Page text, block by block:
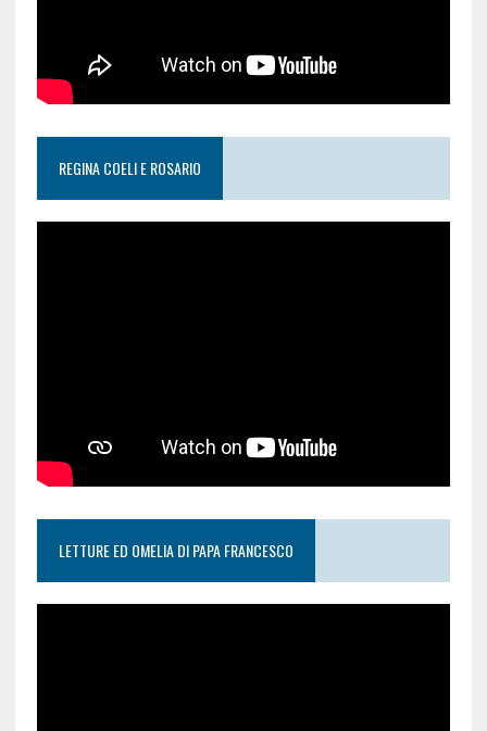
REGINA COELI E ROSARIO
LETTURE ED OMELIA DI PAPA FRANCESCO